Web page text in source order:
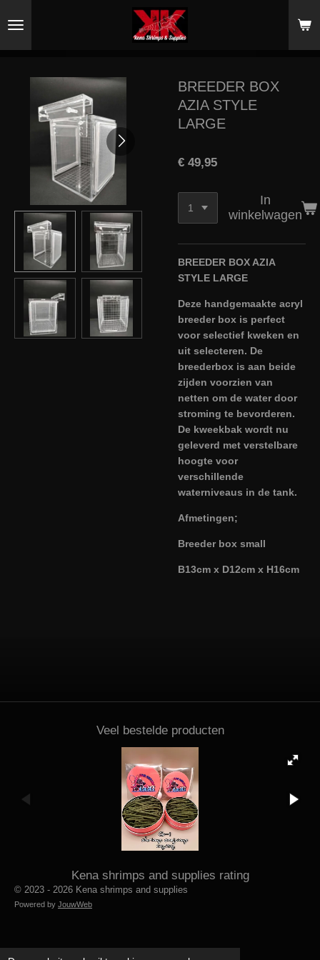
direct
hoofdinhoud
BREEDER BOX
AZIA STYLE
LARGE
€ 49,95
In
winkelwagen
BREEDER BOX AZIA
STYLE LARGE
Deze handgemaakte acryl
breeder box is perfect
voor selectief kweken en
uit selecteren. De
breederbox is aan beide
zijden voorzien van
netten om de water door
stroming te bevorderen.
De kweekbak wordt nu
geleverd met verstelbare
hoogte voor
verschillende
waterniveaus in de tank.
Afmetingen;
Breeder box small
B13cm x D12cm x H16cm
Veel bestelde producten
Kena shrimps and supplies rating
© 2023 - 2026 Kena shrimps and supplies
Powered by JouwWeb